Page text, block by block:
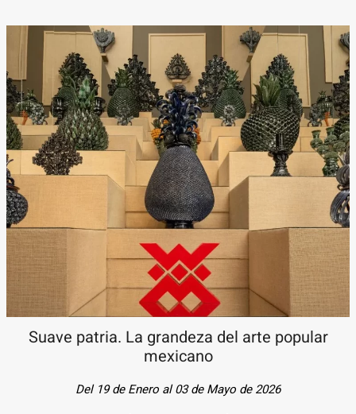
Suave patria. La grandeza del arte popular
mexicano
Del 19 de Enero al 03 de Mayo de 2026